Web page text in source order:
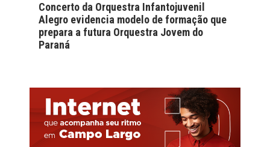
Concerto da Orquestra Infantojuvenil
Alegro evidencia modelo de formação que
prepara a futura Orquestra Jovem do
Paraná